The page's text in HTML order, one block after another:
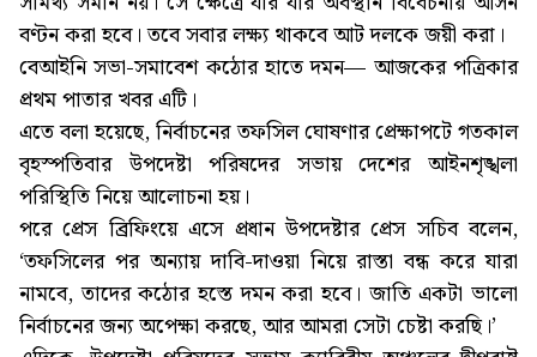
বণ্টন করা হবে। তবে সবার লক্ষ্য থাকবে আট দলকে জয়ী করা।
বেআইনি সভা-সমাবেশ কঠোর হাতে দমন— আজকের পত্রিকার
প্রথম পাতার খবর এটি।
এতে বলা হয়েছে, নির্বাচনের তফসিল ঘোষণার প্রেক্ষাপটে গতকাল
বৃহস্পতিবার উপদেষ্টা পরিষদের সভায় দেশের আইনশৃঙ্খলা
পরিস্থিতি নিয়ে আলোচনা হয়।
পরে প্রেস ব্রিফিংয়ে এসে প্রধান উপদেষ্টার প্রেস সচিব বলেন,
‘তফসিলের পর অন্যায় দাবি-দাওয়া নিয়ে রাস্তা বন্ধ করে যারা
নামবে, তাদের কঠোর হস্তে দমন করা হবে। জাতি একটা ভালো
নির্বাচনের জন্য অপেক্ষা করছে, আর আমরা সেটা চেষ্টা করছি।’